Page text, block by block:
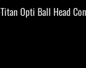
Opti Ball Head